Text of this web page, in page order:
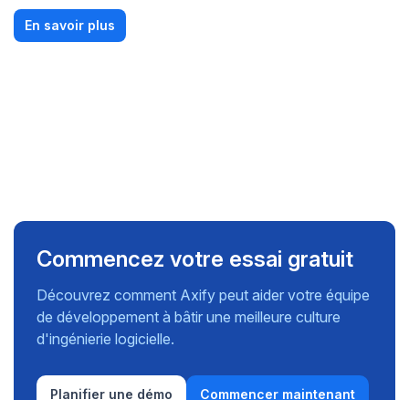
En savoir plus
Commencez votre essai gratuit
Découvrez comment Axify peut aider votre équipe
de développement à bâtir une meilleure culture
d'ingénierie logicielle.
Planifier une démo Commencer maintenant